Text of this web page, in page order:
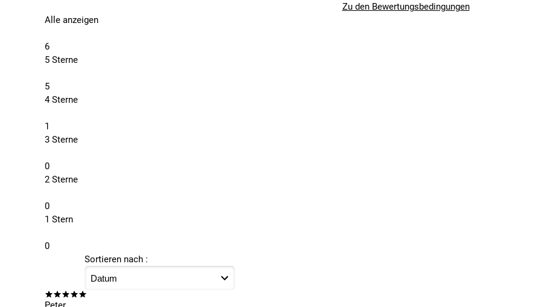
Zu den Bewertungsbedingungen
Alle anzeigen
6
5 Sterne
5
4 Sterne
1
3 Sterne
0
2 Sterne
0
1 Stern
0
Sortieren nach :